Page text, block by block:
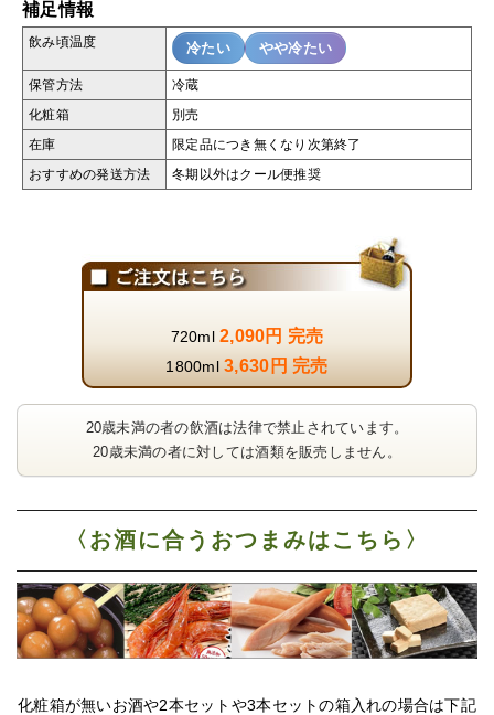
補足情報
飲み頃温度 冷たい やや冷たい
保管方法 冷蔵
化粧箱 別売
在庫 限定品につき無くなり次第終了
おすすめの発送方法 冬期以外はクール便推奨
720ml2,090円 完売
1800ml3,630円 完売
20歳未満の者の飲酒は法律で禁止されています。
20歳未満の者に対しては酒類を販売しません。
〈お酒に合うおつまみはこちら〉
化粧箱が無いお酒や2本セットや3本セットの箱入れの場合は下記